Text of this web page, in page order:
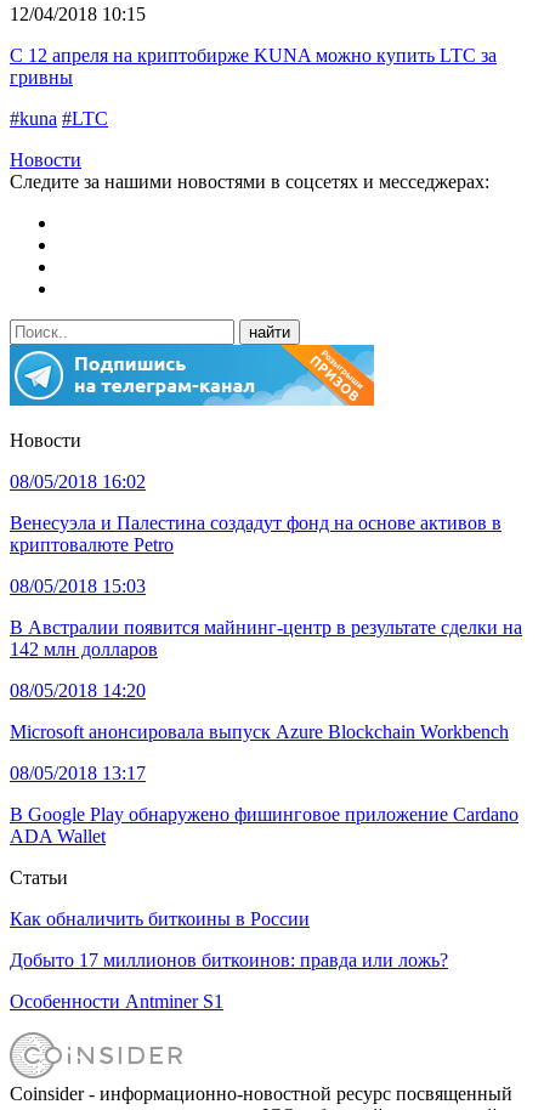
12/04/2018 10:15
С 12 апреля на криптобирже KUNA можно купить LTC за
гривны
#kuna #LTC
Новости
Следите за нашими новостями в соцсетях и месседжерах:
Новости
08/05/2018 16:02
Венесуэла и Палестина создадут фонд на основе активов в
криптовалюте Petro
08/05/2018 15:03
В Австралии появится майнинг-центр в результате сделки на
142 млн долларов
08/05/2018 14:20
Microsoft анонсировала выпуск Azure Blockchain Workbench
08/05/2018 13:17
В Google Play обнаружено фишинговое приложение Cardano
ADA Wallet
Статьи
Как обналичить биткоины в России
Добыто 17 миллионов биткоинов: правда или ложь?
Особенности Antminer S1
Coinsider - информационно-новостной ресурс посвященный